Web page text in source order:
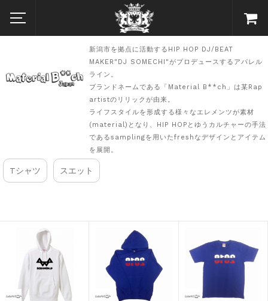
新潟市を拠点に活動するHIP HOP DJ/BEAT
MAKER"DJ SOMECHI"がプロデュースするアパレル
ライン。
ブランドネームである「Material B**ch」は某Rap
artistのリリックが由来。
ライフスタイルを形成する様々なエレメンツが素材
(material)となり、HIP HOPとゆうカルチャーの手法
であるsamplingを用いたfreshなデザインとアイテム
を展開。
Tシャツ スエット